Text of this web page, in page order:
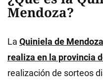
Mendoza?
La Quiniela de
realiza en la provincia
realización de sorteos